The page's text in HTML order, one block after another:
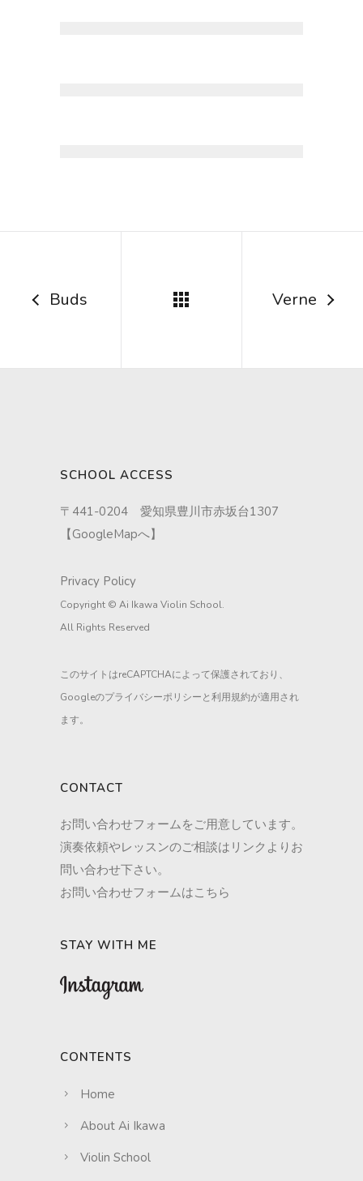
Buds Verne
SCHOOL ACCESS
〒441-0204 愛知県豊川市赤坂台1307
【GoogleMapへ】
Privacy Policy
Copyright © Ai Ikawa Violin School.
All Rights Reserved
このサイトはreCAPTCHAによって保護されており、
Googleのプライバシーポリシーと利用規約が適用され
ます。
CONTACT
お問い合わせフォームをご用意しています。
演奏依頼やレッスンのご相談はリンクよりお
問い合わせ下さい。
お問い合わせフォームはこちら
STAY WITH ME
CONTENTS
Home
About Ai Ikawa
Violin School